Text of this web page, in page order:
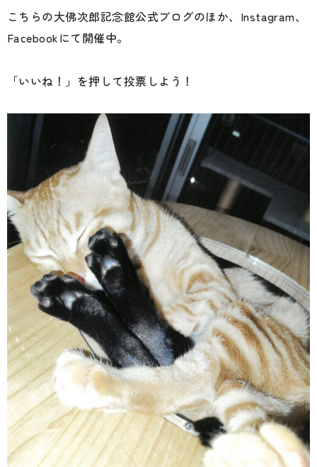
こちらの大佛次郎記念館公式ブログのほか、Instagram、
Facebookにて開催中。
「いいね！」を押して投票しよう！